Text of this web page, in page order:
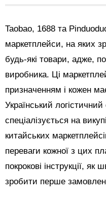
Taobao, 1688 та
маркетплейси, на яких
будь-які товари, адже,
виробника. Ці
призначенням і кожен
Український
спеціалізується на
китайських
переваги кожної з цих
покрокові інструкції,
зробити перше